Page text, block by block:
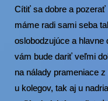
Cítiť sa dobre a
máme radi sami seba
oslobodzujúce a hlavne
vám bude dariť veľmi
na nálady prameniace
u kolegov, tak aj u